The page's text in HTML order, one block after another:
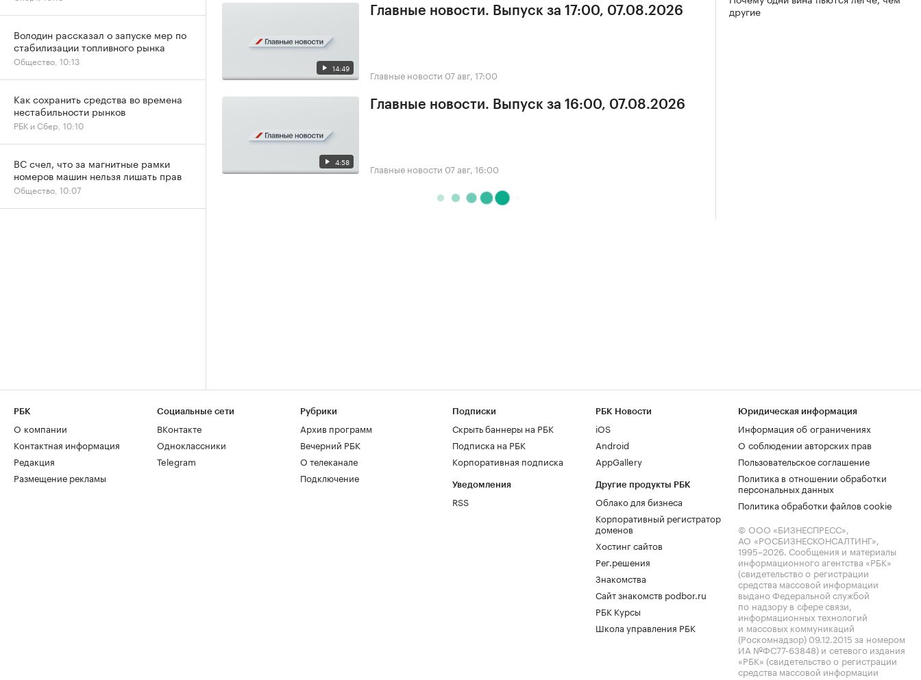
14:49
Главные новости. Выпуск за 17:00, 07.08.2026
Главные новости 07 авг, 17:00
4:58
Главные новости. Выпуск за 16:00, 07.08.2026
Главные новости 07 авг, 16:00
другие
Володин рассказал о запуске мер по
стабилизации топливного рынка
Общество, 10:13
Как сохранить средства во времена
нестабильности рынков
РБК и Сбер, 10:10
ВС счел, что за магнитные рамки
номеров машин нельзя лишать прав
Общество, 10:07
РБК
О компании
Контактная информация
Редакция
Размещение рекламы
Социальные сети
ВКонтакте
Одноклассники
Telegram
Рубрики
Архив программ
Вечерний РБК
О телеканале
Подключение
Подписки
Скрыть баннеры на РБК
Подписка на РБК
Корпоративная подписка
Уведомления
RSS
РБК Новости
iOS
Android
AppGallery
Другие продукты РБК
Облако для бизнеса
Корпоративный регистратор
доменов
Хостинг сайтов
Рег.решения
Знакомства
Сайт знакомств podbor.ru
РБК Курсы
Школа управления РБК
Юридическая информация
Информация об ограничениях
О соблюдении авторских прав
Пользовательское соглашение
Политика в отношении обработки
персональных данных
Политика обработки файлов cookie
© ООО «БИЗНЕСПРЕСС»,
АО «РОСБИЗНЕСКОНСАЛТИНГ»,
1995–2026. Сообщения и материалы
информационного агентства «РБК»
(свидетельство о регистрации
средства массовой информации
выдано Федеральной службой
по надзору в сфере связи,
информационных технологий
и массовых коммуникаций
(Роскомнадзор) 09.12.2015 за номером
ИА №ФС77-63848) и сетевого издания
«РБК» (свидетельство о регистрации
средства массовой информации